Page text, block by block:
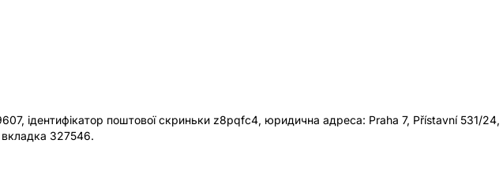
ідентифікатор поштової скриньки z8pqfc4, юридична адреса: Praha 7, Přístavní 531/24,
вкладка 327546.